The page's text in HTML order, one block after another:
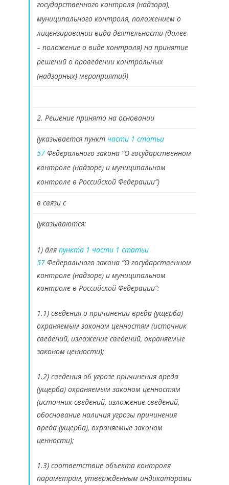
государственного контроля (надзора),
муниципального контроля, положением о
лицензировании вида деятельности (далее
– положение о виде контроля) на принятие
решений о проведении контрольных
(надзорных) мероприятий)
2. Решение принято на основании
(указывается пункт части 1 статьи
57 Федерального закона “О государственном
контроле (надзоре) и муниципальном
контроле в Российской Федерации”)
в связи с
(указываются:
1) для пункта 1 части 1 статьи
57 Федерального закона “О государственном
контроле (надзоре) и муниципальном
контроле в Российской Федерации”:
1.1) сведения о причинении вреда (ущерба)
охраняемым законом ценностям (источник
сведений, изложение сведений, охраняемые
законом ценности);
1.2) сведения об угрозе причинения вреда
(ущерба) охраняемым законом ценностям
(источник сведений, изложение сведений,
обоснование наличия угрозы причинения
вреда (ущерба), охраняемые законом
ценности);
1.3) соответствие объекта контроля
параметрам, утвержденным индикаторами